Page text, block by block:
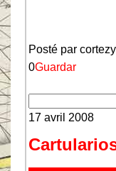
Posté par
0Guardar
17 avril 2008